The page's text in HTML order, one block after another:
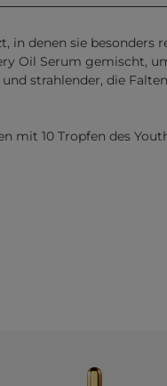
denen sie besonders
Oil Serum gemischt,
strahlender, die
mit 10 Tropfen des